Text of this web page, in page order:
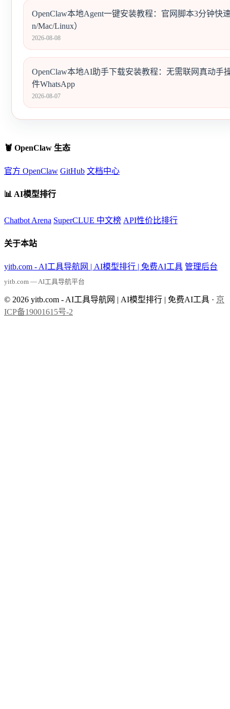
OpenClaw本地Agent一键安装教程：官网脚本3分钟快
n/Mac/Linux）
2026-08-08
OpenClaw本地AI助手下载安装教程：无需联网真动手
件WhatsApp
2026-08-07
🦞 OpenClaw 生态
官方 OpenClaw GitHub 文档中心
📊 AI模型排行
Chatbot Arena SuperCLUE 中文榜 API性价比排行
关于本站
yitb.com - AI工具导航网 | AI模型排行 | 免费AI工具 管理后台
yitb.com — AI工具导航平台
© 2026 yitb.com - AI工具导航网 | AI模型排行 | 免费AI工具 · 京
ICP备19001615号-2